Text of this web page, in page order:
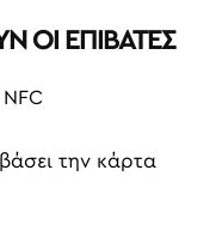
ΟΙ ΕΠΙΒΑΤΕΣ
την κάρτα